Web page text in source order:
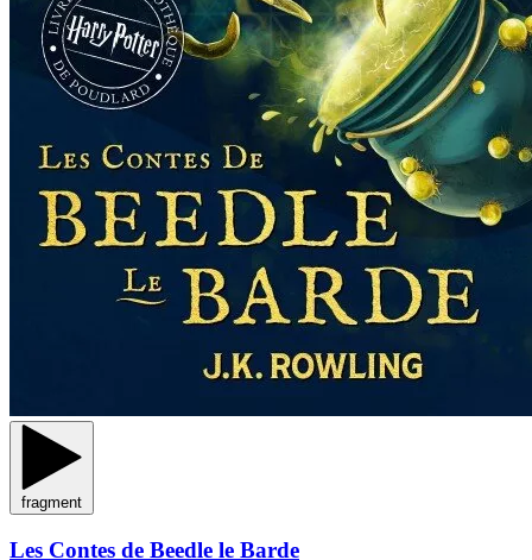
fragment
Les Contes de Beedle le Barde